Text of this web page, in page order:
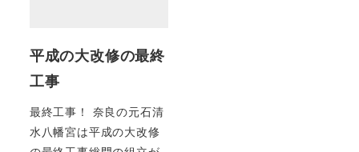
平成の大改修の最終
工事
最終工事！ 奈良の元石清
水八幡宮は平成の大改修